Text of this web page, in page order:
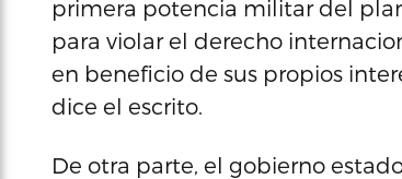
primera potencia militar del
para violar el derecho
en beneficio de sus propios
dice el escrito.
De otra parte, el gobierno